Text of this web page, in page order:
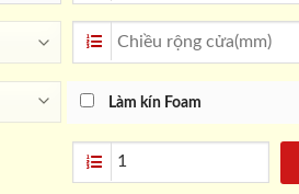
Làm kín Foam